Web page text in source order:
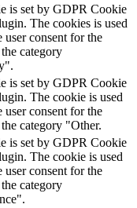
is set by GDPR Cookie
The cookies is used
user consent for the
category
is set by GDPR Cookie
The cookie is used
user consent for the
category "Other.
is set by GDPR Cookie
The cookie is used
user consent for the
category